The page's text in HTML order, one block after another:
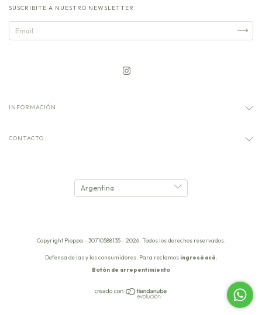
SUSCRIBITE A NUESTRO NEWSLETTER
INFORMACIÓN
CONTACTO
Copyright Pioppa - 30710588135 - 2026. Todos los derechos reservados.
Defensa de las y los consumidores. Para reclamos ingresá acá.
Botón de arrepentimiento